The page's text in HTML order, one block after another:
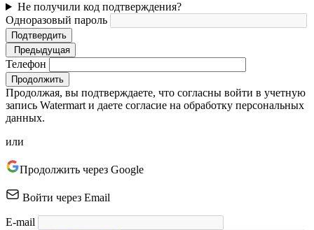
Не получили код подтверждения?
Одноразовый пароль
Подтвердить
Предыдущая
Телефон
Продолжить
Продолжая, вы подтверждаете, что согласны войти в учетную
запись Watermart и даете согласие на обработку персональных
данных.
или
Продолжить через Google
Войти через Email
E-mail